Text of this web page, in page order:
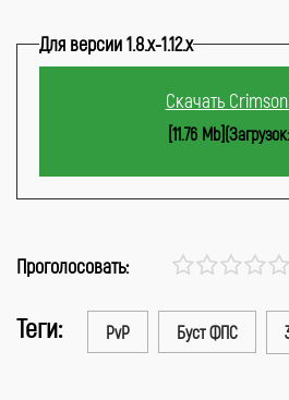
Для версии 1.8.x-1.12.x
Скачать
[11.76
Проголосовать:
Теги: PvP Буст ФПС